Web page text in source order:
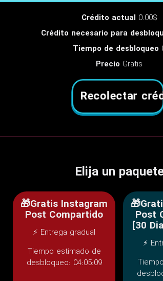
Crédito actual 0.00$
Crédito necesario para
Tiempo de desbloqueo
Precio Gratis
Recolectar
Elija un
🎁Gratis Instagram
Post Compartido
⚡ Entrega gradual
Tiempo estimado de
desbloqueo: 04:05:09
Post
[30
⚡